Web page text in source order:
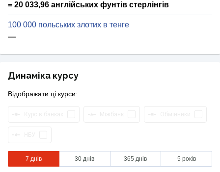
= 20 033,96 англійських фунтів стерлінгів
100 000 польських злотих в тенге
—
Динаміка курсу
Відображати ці курси:
7 днів 30 днів 365 днів 5 років